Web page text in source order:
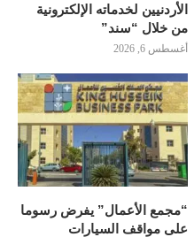
الأردنيين لخدماته الإلكترونية
من خلال “سند”
أغسطس 6, 2026
“مجمع الأعمال” يفرض رسوما
على مواقف السيارات